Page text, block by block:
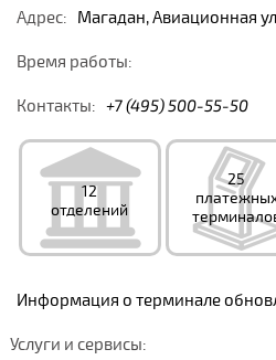
Адрес: Магадан, Авиационная
Время работы:
Контакты: +7 (495) 500-55-50
12
отделений
25
Информация о терминале
Услуги и сервисы: